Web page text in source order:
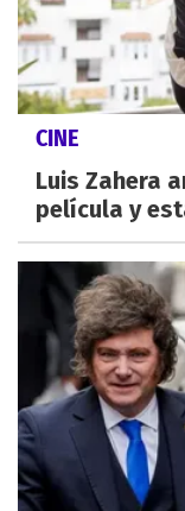
CINE
Luis Zahera
película y